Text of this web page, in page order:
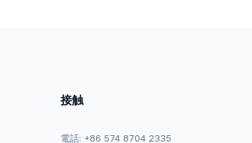
接触
電話: +86 574 8704 2335